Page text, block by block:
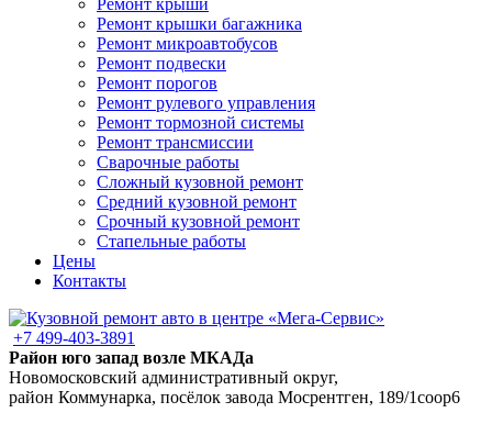
Ремонт крыши
Ремонт крышки багажника
Ремонт микроавтобусов
Ремонт подвески
Ремонт порогов
Ремонт рулевого управления
Ремонт тормозной системы
Ремонт трансмиссии
Сварочные работы
Сложный кузовной ремонт
Средний кузовной ремонт
Срочный кузовной ремонт
Стапельные работы
Цены
Контакты
+7 499-403-3891
Район юго запад возле МКАДа
Новомосковский административный округ,
район Коммунарка, посёлок завода Мосрентген, 189/1соор6